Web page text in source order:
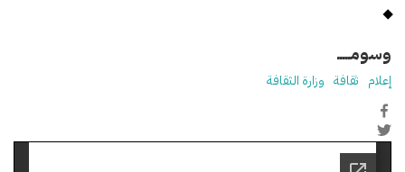
وسومـــــ
إعلام ثقافة وزارة الثقافة